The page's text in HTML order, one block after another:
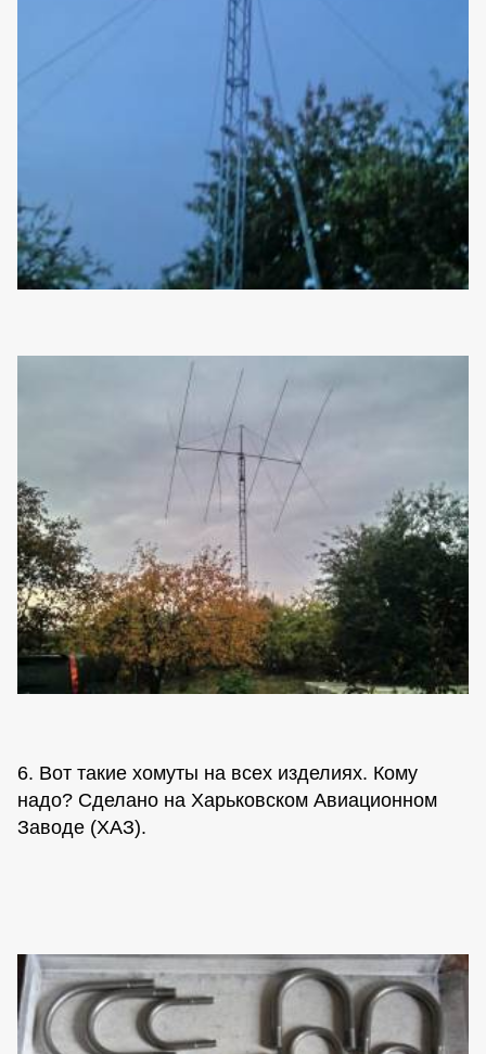
6. Вот такие хомуты на всех изделиях. Кому
надо? Сделано на Харьковском Авиационном
Заводе (ХАЗ).